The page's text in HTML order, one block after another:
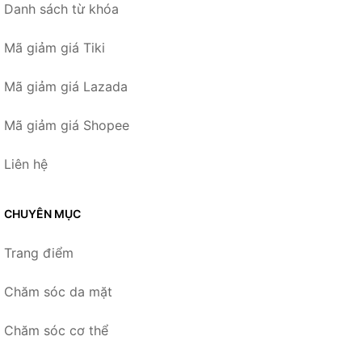
Danh sách từ khóa
Mã giảm giá Tiki
Mã giảm giá Lazada
Mã giảm giá Shopee
Liên hệ
CHUYÊN MỤC
Trang điểm
Chăm sóc da mặt
Chăm sóc cơ thể